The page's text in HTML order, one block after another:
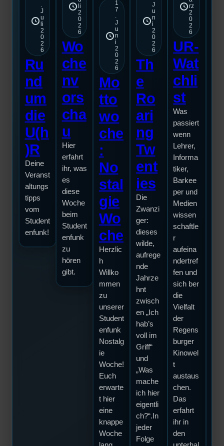
J
u
li
2
0
2
6
Ru
nd
um
die
U(h
)R
Deine
Veranst
altungs
tipps
vom
Student
enfunk!
li
2
0
2
6
Wo
che
nv
ors
cha
u
Hier
erfahrt
ihr, was
es
diese
Woche
beim
Student
enfunk
zu
hören
gibt.
1
7
J
u
n
i
2
0
2
6
Mo
tto
wo
che
:
No
stal
gie
Wo
che
Herzlic
h
Willko
mmen
zu
unserer
Student
enfunk
Nostalg
ie
Woche!
Euch
erwarte
t hier
eine
knappe
Woche
J
u
n
i
2
0
2
6
Th
e
Ro
ari
ng
Tw
ent
ies
Die
Zwanzi
ger:
dieses
wilde,
aufrege
nde
Jahrze
hnt
zwisch
en „Ich
hab’s
voll im
Griff“
und
„Was
mache
ich hier
eigentli
ch?“.In
jeder
Folge
rz
2
0
2
6
UR-
Wat
chli
st
Was
passiert
wenn
Lehrer,
Informa
tiker,
Barkee
per und
Medien
wissen
schaftle
r
aufeina
ndertref
fen und
sich ber
die
Vielfalt
der
Regens
burger
Kinowel
t
austaus
chen.
Das
erfahrt
ihr in
den